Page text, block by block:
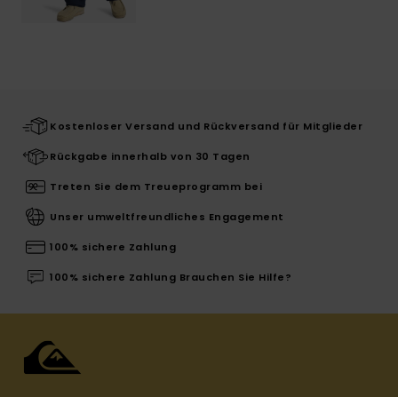
Kostenloser Versand und Rückversand für Mitglieder
Rückgabe innerhalb von 30 Tagen
Treten Sie dem Treueprogramm bei
Unser umweltfreundliches Engagement
100% sichere Zahlung
100% sichere Zahlung Brauchen Sie Hilfe?